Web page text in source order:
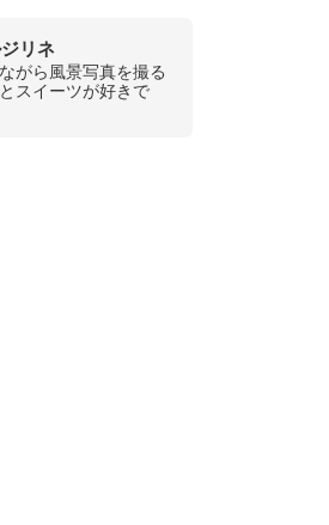
リネ
がら風景写真を撮る
スイーツが好きで